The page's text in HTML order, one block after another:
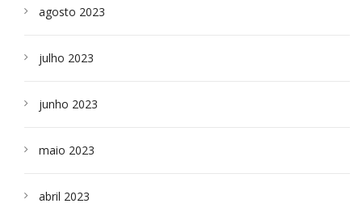
agosto 2023
julho 2023
junho 2023
maio 2023
abril 2023